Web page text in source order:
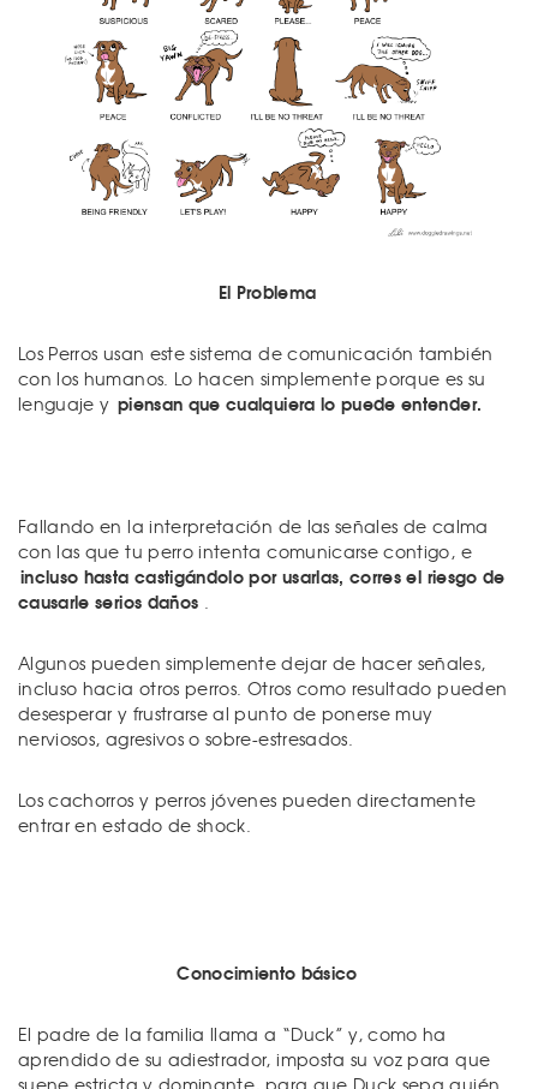
El Problema
Los Perros usan este sistema de comunicación también
con los humanos. Lo hacen simplemente porque es su
lenguaje y piensan que cualquiera lo puede entender.
Fallando en la interpretación de las señales de calma
con las que tu perro intenta comunicarse contigo, e
incluso hasta castigándolo por usarlas, corres el riesgo de
causarle serios daños
Algunos pueden simplemente dejar de hacer señales,
incluso hacia otros perros. Otros como resultado pueden
desesperar y frustrarse al punto de ponerse muy
nerviosos, agresivos o sobre-estresados.
Los cachorros y perros jóvenes pueden directamente
entrar en estado de shock.
Conocimiento básico
El padre de la familia llama a “Duck” y, como ha
aprendido de su adiestrador, imposta su voz para que
suene estricta y dominante, para que Duck sepa quién